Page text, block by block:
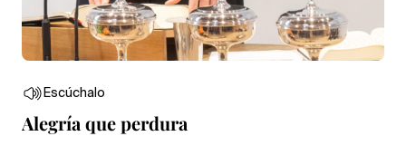
Escúchalo
Alegría que perdura